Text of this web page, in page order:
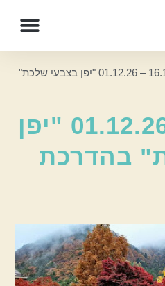
16.11.26 – 01.12.26 "יפן בצבעי שלכת"
16.11.26 – 01.12.26 "יפן
בהדרכת